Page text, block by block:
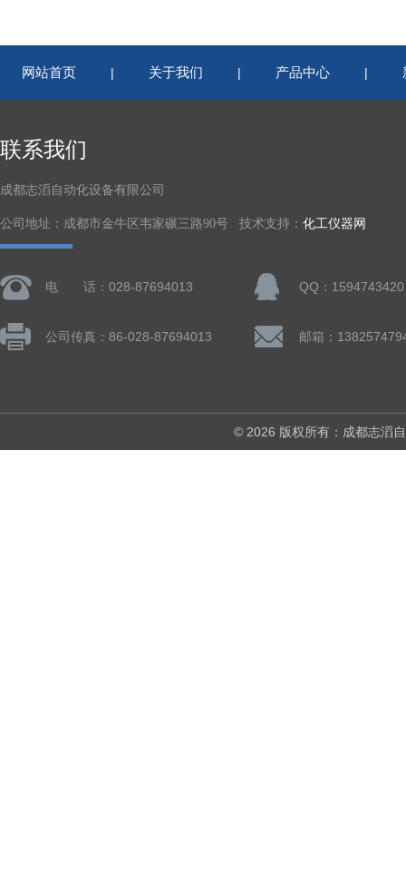
网站首页 | 关于我们 | 产品中心 |
联系我们
成都志滔自动化设备有限公司
公司地址：成都市金牛区韦家碾三路90号 技术支持： 化工仪器网
电 话：028-87694013 QQ：1594743420
公司传真：86-028-87694013
© 2026 版权所有：成都志滔